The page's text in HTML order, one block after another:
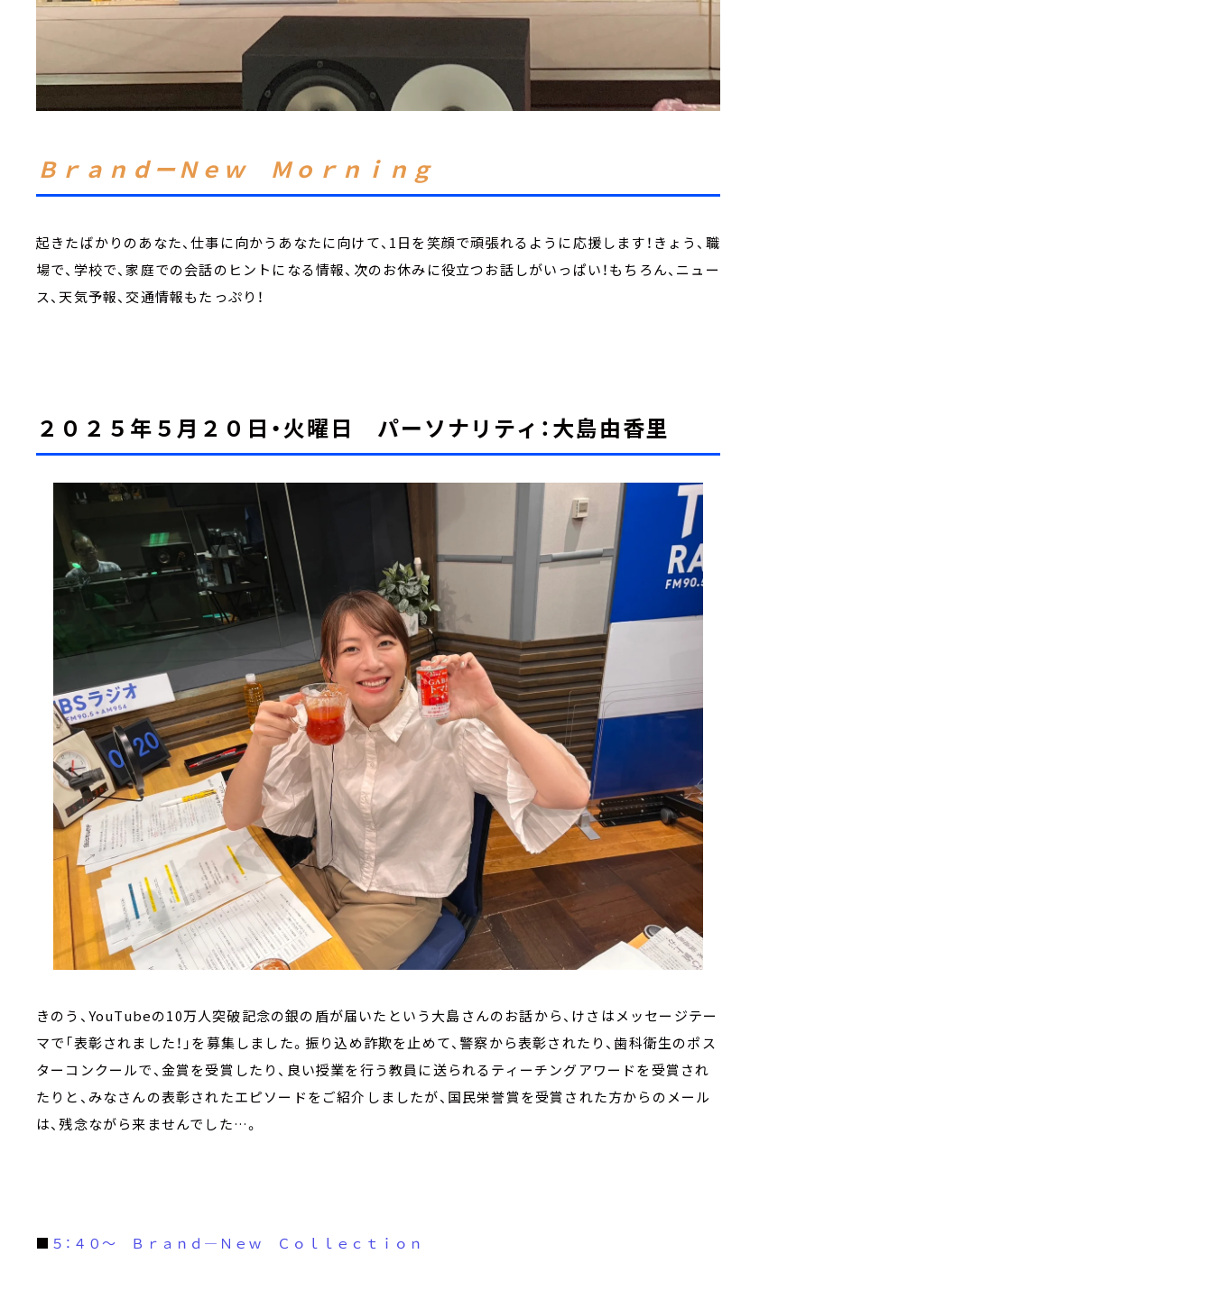
ＢｒａｎｄーＮｅｗ Ｍｏｒｎｉｎｇ
起きたばかりのあなた、仕事に向かうあなたに向けて、1日を笑顔で頑張れるように応援します！きょう、職
場で、学校で、家庭での会話のヒントになる情報、次のお休みに役立つお話しがいっぱい！もちろん、ニュー
ス、天気予報、交通情報もたっぷり！
２０２５年５月２０日・火曜日 パーソナリティ：大島由香里
きのう、YouTubeの10万人突破記念の銀の盾が届いたという大島さんのお話から、けさはメッセージテー
マで「表彰されました！」を募集しました。振り込め詐欺を止めて、警察から表彰されたり、歯科衛生のポス
ターコンクールで、金賞を受賞したり、良い授業を行う教員に送られるティーチングアワードを受賞され
たりと、みなさんの表彰されたエピソードをご紹介しましたが、国民栄誉賞を受賞された方からのメール
は、残念ながら来ませんでした…。
■ ５：４０～ Ｂｒａｎｄ―Ｎｅｗ Ｃｏｌｌｅｃｔｉｏｎ